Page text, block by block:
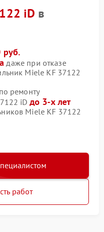
iD в
руб.
даже при отказе
Miele KF 37122
ремонту
iD до 3-х лет
Miele KF 37122
работ